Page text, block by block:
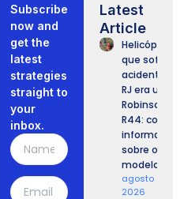
Subscribe
now and
get the
latest
strategies
straight to
your
inbox.
Latest
Article
Helicóptero
que sofreu
acidente no
RJ era um
Robinson
R44: confira
informações
sobre o
modelo.
agosto 9,
2026